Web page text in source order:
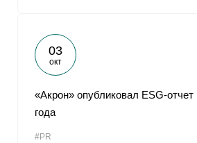
03
окт
«Акрон» опубликовал ESG-отчет
года
#PR